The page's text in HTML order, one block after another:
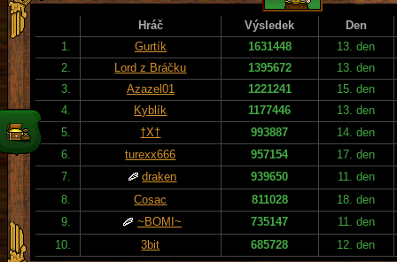
Hráč Výsledek
Den
1.
Gurtík 1631448
13. den
2.
Lord z Bráčku 1395672
13. den
3.
Azazel01 1221241
15. den
4.
Kyblík 1177446
13. den
5.
†X† 993887
14. den
6.
turexx666 957154
17. den
7.
draken 939650
11. den
8.
Cosac 811028
18. den
9.
~BOMI~ 735147
11. den
10.
3bit 685728 12. den